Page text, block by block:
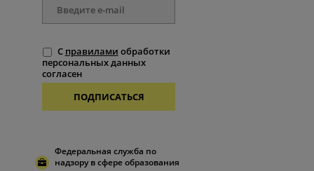
С правилами обработки
персональных данных
согласен
ПОДПИСАТЬСЯ
Федеральная служба по
надзору в сфере образования